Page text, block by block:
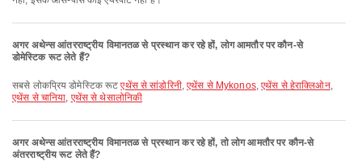
अगर अथेन्स आंतरराष्ट्रीय विमानतळ से प्रस्थान कर रहे हों, लोग आमतौर पर कौन-से
डोमेस्टिक रूट लेते हैं?
सबसे लोकप्रिय डोमेस्टिक रूटएथेंस से सांडोरिनी,एथेंस से Mykonos,एथेंस से हेराक्लिओन,
एथेंस से चानिया, एथेंस से थेसालोनिकी
अगर अथेन्स आंतरराष्ट्रीय विमानतळ से प्रस्थान कर रहे हों, तो लोग आमतौर पर कौन-से
अंतरराष्ट्रीय रूट लेते हैं?